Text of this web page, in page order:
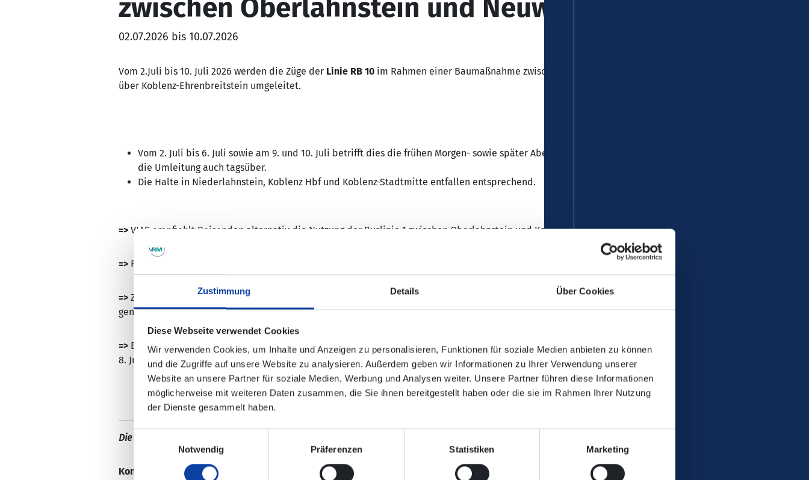
Zustimmung Details Über Cookies
Diese Webseite verwendet Cookies
Wir verwenden Cookies, um Inhalte und Anzeigen zu personalisieren, Funktionen für soziale Medien anbieten zu können
und die Zugriffe auf unsere Website zu analysieren. Außerdem geben wir Informationen zu Ihrer Verwendung unserer
Website an unsere Partner für soziale Medien, Werbung und Analysen weiter. Unsere Partner führen diese Informationen
möglicherweise mit weiteren Daten zusammen, die Sie ihnen bereitgestellt haben oder die sie im Rahmen Ihrer Nutzung
der Dienste gesammelt haben.
Notwendig
Präferenzen Statistiken Marketing
zwischen Oberlahnstein und Neuwied
02.07.2026 bis 10.07.2026
Vom 2.Juli bis 10. Juli 2026 werden die Züge derLinie RB 10im Rahmen einer Baumaßnahme zwischen Oberlahnstein und Neuwied
über Koblenz-Ehrenbreitstein umgeleitet.
Vom 2. Juli bis 6. Juli sowie am 9. und 10. Juli betrifft dies die frühen Morgen- sowie später Abendstunden, am 7. und 8. Juli gilt
die Umleitung auch tagsüber.
Die Halte in Niederlahnstein, Koblenz Hbf und Koblenz-Stadtmitte entfallen entsprechend.
=> VIAS empfiehlt Reisenden alternativ die Nutzung der Buslinie 1 zwischen Oberlahnstein und Koblenz Hbf.
=>Für die Züge mit Abfahrt 21.57 Uhr und 22.57 Uhr in Oberlahnstein wird ein Schienenersatzverkehr (SEV) eingerichtet.
=>Zwischen Koblenz-Ehrenbreitstein und Koblenz Hbf sowie Koblenz Stadtmitte können zudem mehrere Koblenzer Stadtbuslinien
genutzt werden.
=>Bitte beachten Sie, dass nicht alle Züge konsequent von den Umleitungen betroffen sind. Einzelne Züge fahren auch am 7. und
8. Juli auf dem gewohnten Linienweg.
Die Änderungen sind in der elektronischen Verbindungsauskunft enthalten!
Kontaktdaten/ zuständiges Verkehrsunternehmen: Fahrplanänderungen – Vias